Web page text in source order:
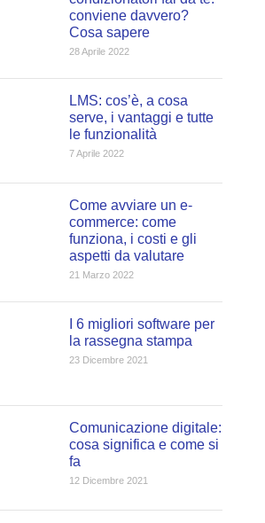
conviene davvero?
Cosa sapere
28 Aprile 2022
LMS: cos’è, a cosa
serve, i vantaggi e tutte
le funzionalità
7 Aprile 2022
Come avviare un e-
commerce: come
funziona, i costi e gli
aspetti da valutare
21 Marzo 2022
I 6 migliori software per
la rassegna stampa
23 Dicembre 2021
Comunicazione digitale:
cosa significa e come si
fa
12 Dicembre 2021